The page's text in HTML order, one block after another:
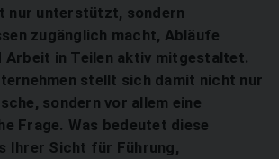
nur unterstützt, sondern
zugänglich macht, Abläufe
Arbeit in Teilen aktiv mitgestaltet.
stellt sich damit nicht nur
sondern vor allem eine
Frage. Was bedeutet diese
Ihrer Sicht für Führung,